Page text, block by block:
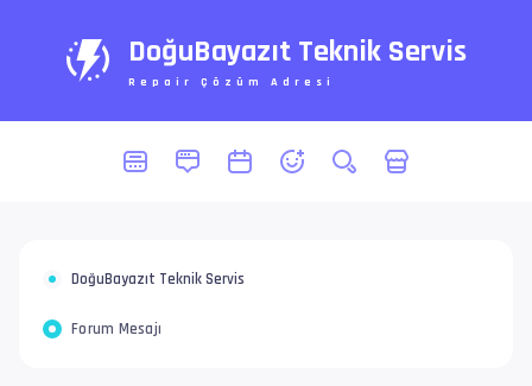
DoğuBayazıt Teknik Servis
Repair Çözüm Adresi
DoğuBayazıt Teknik Servis
Forum Mesajı